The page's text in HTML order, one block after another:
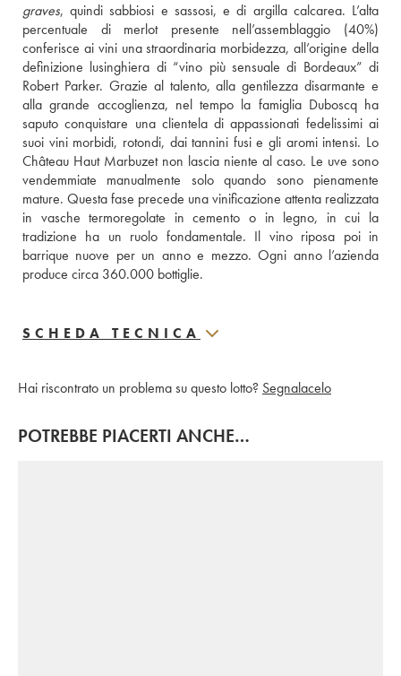
graves, quindi sabbiosi e sassosi, e di argilla calcarea. L’alta
percentuale di merlot presente nell’assemblaggio (40%)
conferisce ai vini una straordinaria morbidezza, all’origine della
definizione lusinghiera di “vino più sensuale di Bordeaux” di
Robert Parker. Grazie al talento, alla gentilezza disarmante e
alla grande accoglienza, nel tempo la famiglia Duboscq ha
saputo conquistare una clientela di appassionati fedelissimi ai
suoi vini morbidi, rotondi, dai tannini fusi e gli aromi intensi. Lo
Château Haut Marbuzet non lascia niente al caso. Le uve sono
vendemmiate manualmente solo quando sono pienamente
mature. Questa fase precede una vinificazione attenta realizzata
in vasche termoregolate in cemento o in legno, in cui la
tradizione ha un ruolo fondamentale. Il vino riposa poi in
barrique nuove per un anno e mezzo. Ogni anno l’azienda
produce circa 360.000 bottiglie.
SCHEDA TECNICA
Hai riscontrato un problema su questo lotto? Segnalacelo
POTREBBE PIACERTI ANCHE…